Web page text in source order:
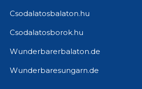
Csodalatosbalaton.hu
Csodalatosborok.hu
Wunderbarerbalaton.de
Wunderbaresungarn.de